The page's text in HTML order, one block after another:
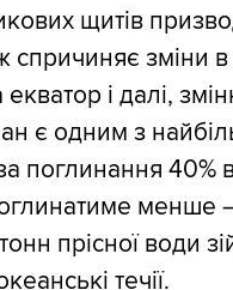
щитів
зміни в
і далі,
є одним з
поглинання 40%
менше
прісної води
течії.